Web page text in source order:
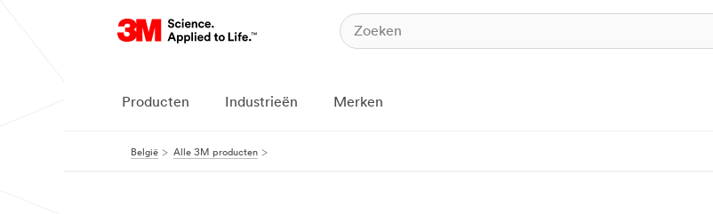
Producten Industrieën Merken
België Alle 3M producten